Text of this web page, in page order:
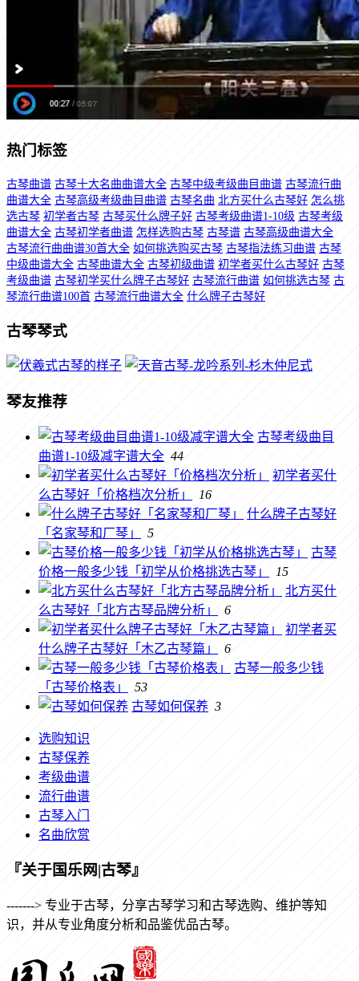
热门标签
古琴曲谱 古琴十大名曲曲谱大全 古琴中级考级曲目曲谱 古琴流行曲
曲谱大全 古琴高级考级曲目曲谱 古琴名曲 北方买什么古琴好 怎么挑
选古琴 初学者古琴 古琴买什么牌子好 古琴考级曲谱1-10级 古琴考级
曲谱大全 古琴初学者曲谱 怎样选购古琴 古琴谱 古琴高级曲谱大全
古琴流行曲曲谱30首大全 如何挑选购买古琴 古琴指法练习曲谱 古琴
中级曲谱大全 古琴曲谱大全 古琴初级曲谱 初学者买什么古琴好 古琴
考级曲谱 古琴初学买什么牌子古琴好 古琴流行曲谱 如何挑选古琴 古
琴流行曲谱100首 古琴流行曲谱大全 什么牌子古琴好
古琴琴式
琴友推荐
古琴考级曲目
曲谱1-10级减字谱大全 44
初学者买什
么古琴好「价格档次分析」
16
什么牌子古琴好
「名家琴和厂琴」
5
古琴
价格一般多少钱「初学从价格挑选古琴」
15
北方买什
么古琴好「北方古琴品牌分析」
6
初学者买
什么牌子古琴好「木乙古琴篇」
6
古琴一般多少钱
「古琴价格表」
53
古琴如何保养 3
选购知识
古琴保养
考级曲谱
流行曲谱
古琴入门
名曲欣赏
『关于国乐网|古琴』
-------> 专业于古琴，分享古琴学习和古琴选购、维护等知
识，并从专业角度分析和品鉴优品古琴。